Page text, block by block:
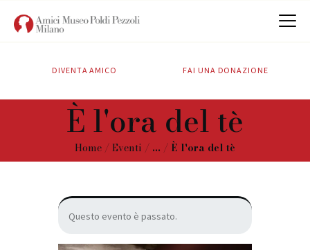
DIVENTA AMICO FAI UNA DONAZIONE
È l'ora del tè
Home Eventi ... È l'ora del tè
ATTIVITÀ
SOSTIENICI
CONTATTI
Questo evento è passato.